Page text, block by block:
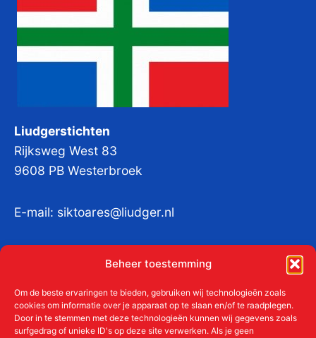
Beheer toestemming
Om de beste ervaringen te bieden, gebruiken wij technologieën zoals
cookies om informatie over je apparaat op te slaan en/of te raadplegen.
Door in te stemmen met deze technologieën kunnen wij gegevens zoals
surfgedrag of unieke ID's op deze site verwerken. Als je geen
Liudgerstichten
Rijksweg West 83
9608 PB Westerbroek
E-mail: siktoares@liudger.nl
KvKnr:41011712